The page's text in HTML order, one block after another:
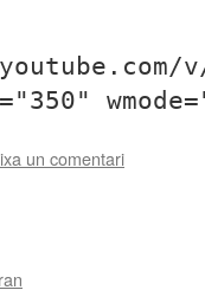
un comentari